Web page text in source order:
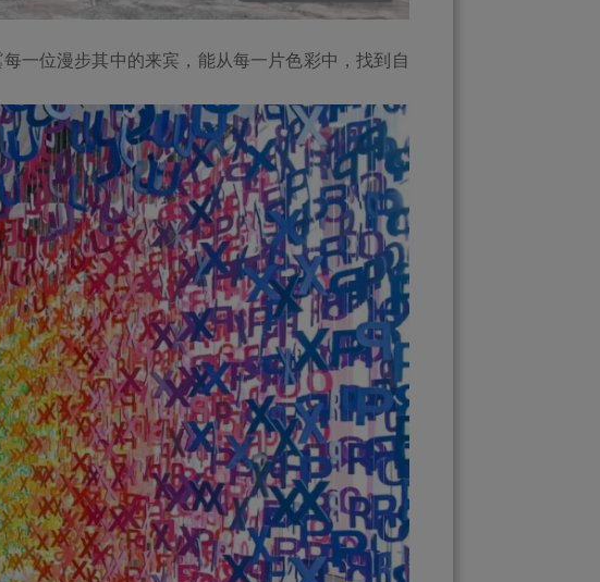
一位漫步其中的来宾，能从每一片色彩中，找到自